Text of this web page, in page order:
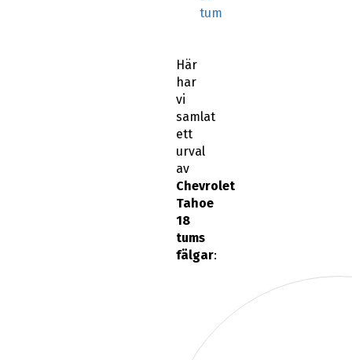
tum
Här
har
vi
samlat
ett
urval
av
Chevrolet
Tahoe
18
tums
fälgar: